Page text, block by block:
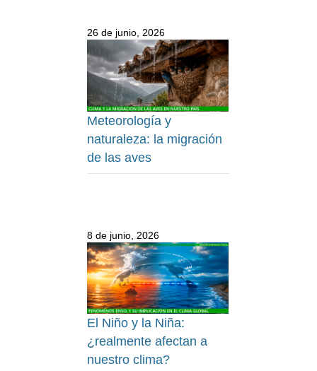
26 de junio, 2026
Meteorología y
naturaleza: la migración
de las aves
8 de junio, 2026
El Niño y la Niña:
¿realmente afectan a
nuestro clima?